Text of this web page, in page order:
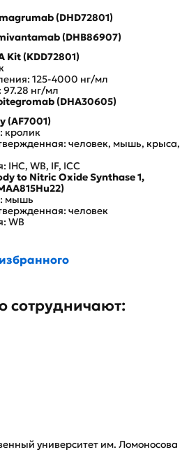
(DHD72801)
(DHB86907)
Kit (KDD72801)
125-4000 нг/мл
97.28 нг/мл
(DHA30605)
(AF7001)
кролик
человек, мышь, крыса,
WB, IF, ICC
to Nitric Oxide Synthase 1,
мышь
человек
WB
сотрудничают:
университет им. Ломоносова